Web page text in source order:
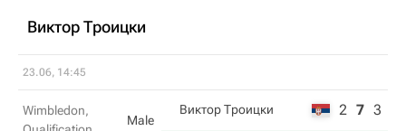
Виктор Троицки
23.06, 14:45
Wimbledon,
Male
Виктор Троицки 2 7 3